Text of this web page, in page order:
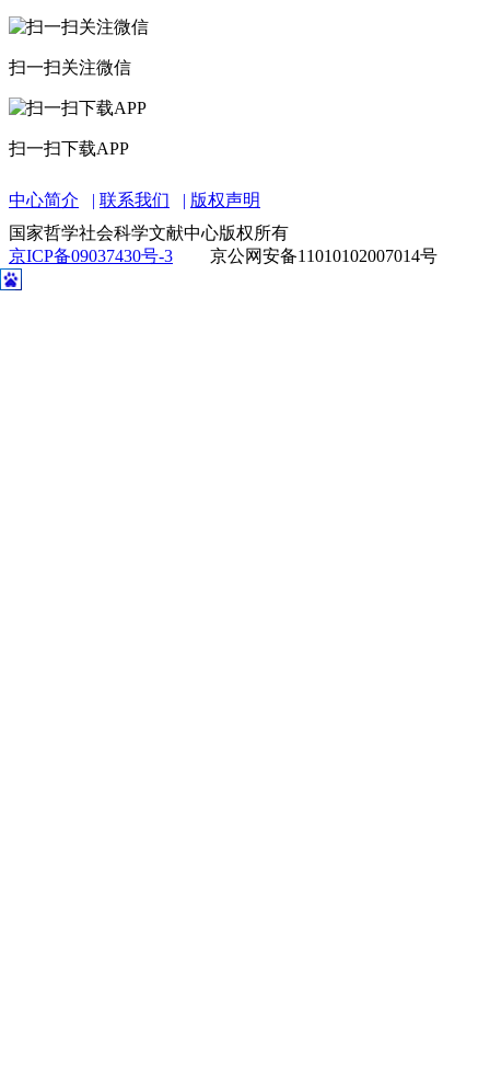
扫一扫关注微信
扫一扫下载APP
中心简介 联系我们
版权声明
国家哲学社会科学文献中心版权所有
京ICP备09037430号-3
京公网安备11010102007014号